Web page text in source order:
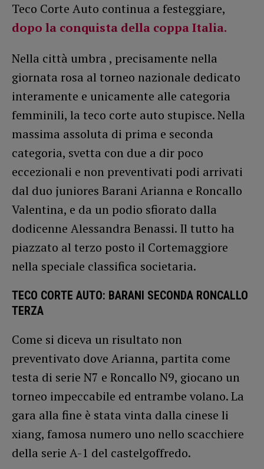
Teco Corte Auto continua a festeggiare,
dopo la conquista della coppa Italia.
Nella città umbra , precisamente nella
giornata rosa al torneo nazionale dedicato
interamente e unicamente alle categoria
femminili, la teco corte auto stupisce. Nella
massima assoluta di prima e seconda
categoria, svetta con due a dir poco
eccezionali e non preventivati podi arrivati
dal duo juniores Barani Arianna e Roncallo
Valentina, e da un podio sfiorato dalla
dodicenne Alessandra Benassi. Il tutto ha
piazzato al terzo posto il Cortemaggiore
nella speciale classifica societaria.
TECO CORTE AUTO: BARANI SECONDA RONCALLO
TERZA
Come si diceva un risultato non
preventivato dove Arianna, partita come
testa di serie N7 e Roncallo N9, giocano un
torneo impeccabile ed entrambe volano. La
gara alla fine è stata vinta dalla cinese li
xiang, famosa numero uno nello scacchiere
della serie A-1 del castelgoffredo.